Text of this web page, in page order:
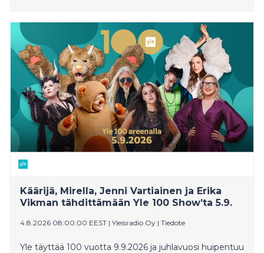
Käärijä, Mirella, Jenni Vartiainen ja Erika
Vikman tähdittämään Yle 100 Show’ta 5.9.
4.8.2026 08:00:00 EEST | Yleisradio Oy | Tiedote
Yle täyttää 100 vuotta 9.9.2026 ja juhlavuosi huipentuu